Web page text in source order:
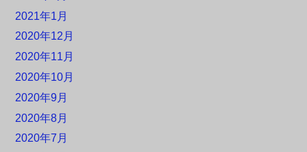
2021年1月
2020年12月
2020年11月
2020年10月
2020年9月
2020年8月
2020年7月